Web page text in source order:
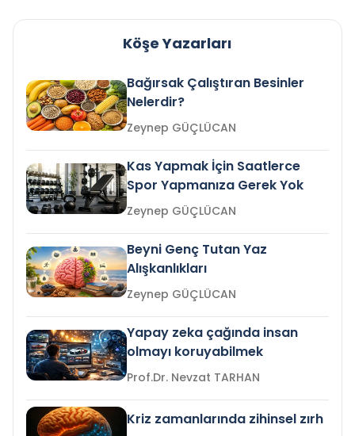
Köşe Yazarları
Bağırsak Çalıştıran Besinler
Nelerdir?
Zeynep GÜÇLÜCAN
Kas Yapmak İçin Saatlerce
Spor Yapmanıza Gerek Yok
Zeynep GÜÇLÜCAN
Beyni Genç Tutan Yaz
Alışkanlıkları
Zeynep GÜÇLÜCAN
Yapay zeka çağında insan
olmayı koruyabilmek
Prof.Dr. Nevzat TARHAN
Kriz zamanlarında zihinsel zırh